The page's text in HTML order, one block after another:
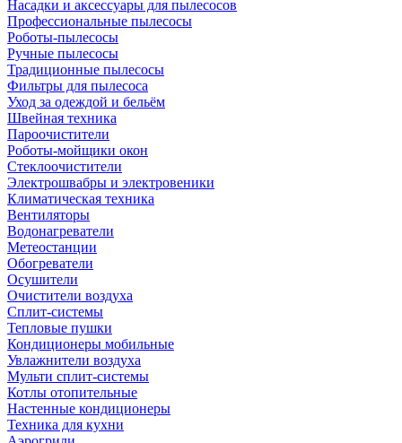
Насадки и аксессуары для пылесосов
Профессиональные пылесосы
Роботы-пылесосы
Ручные пылесосы
Традиционные пылесосы
Фильтры для пылесоса
Уход за одеждой и бельём
Швейная техника
Пароочистители
Роботы-мойщики окон
Стеклоочистители
Электрошвабры и электровеники
Климатическая техника
Вентиляторы
Водонагреватели
Метеостанции
Обогреватели
Осушители
Очистители воздуха
Сплит-системы
Тепловые пушки
Кондиционеры мобильные
Увлажнители воздуха
Мульти сплит-системы
Котлы отопительные
Настенные кондиционеры
Техника для кухни